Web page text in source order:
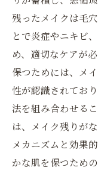
残ったメイクは毛
とで炎症やニキビ
め、適切なケアが
保つためには、メ
性が認識されてお
法を組み合わせる
は、メイク残りが
メカニズムと効果
かな肌を保つため